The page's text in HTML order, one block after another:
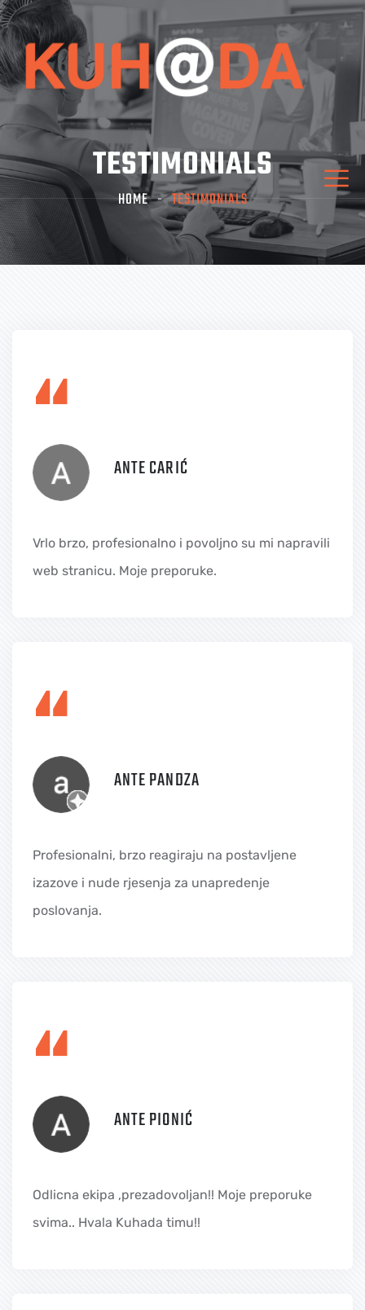
TESTIMONIALS
HOME TESTIMONIALS
“ ANTE CARIĆ
Vrlo brzo, profesionalno i povoljno su mi napravili
web stranicu. Moje preporuke.
“ ANTE PANDZA
Profesionalni, brzo reagiraju na postavljene
izazove i nude rjesenja za unapredenje
poslovanja.
“ ANTE PIONIĆ
Odlicna ekipa ,prezadovoljan!! Moje preporuke
svima.. Hvala Kuhada timu!!